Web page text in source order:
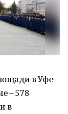
в Уфе
– 578
в